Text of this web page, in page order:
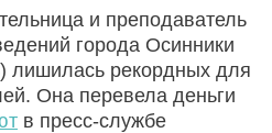
и преподаватель
города Осинники
лишилась рекордных для
Она перевела деньги
в пресс-службе